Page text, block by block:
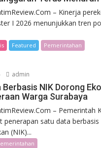
– Kinerja
I 2026 menunjukkan tren
Featured Pemerintahan
admin
Berbasis NIK Dorong
Warga Surabaya
– Pemerintah
penerapan satu data
(NIK)...